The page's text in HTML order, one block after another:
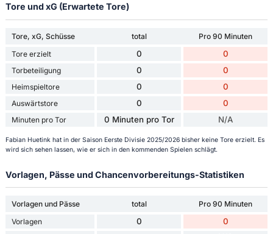
Tore und xG (Erwartete Tore)
Tore, xG, Schüsse total
Pro 90 Minuten
Tore erzielt
0 0
Torbeteiligung 0 0
Heimspieltore 0 0
Auswärtstore 0 0
Minuten pro Tor 0 Minuten pro Tor N/A
Fabian Huetink hat in der Saison Eerste Divisie 2025/2026 bisher keine Tore erzielt. Es
wird sich sehen lassen, wie er sich in den kommenden Spielen schlägt.
Vorlagen, Pässe und Chancenvorbereitungs-Statistiken
Vorlagen und Pässe total
Pro 90 Minuten
Vorlagen
0 0